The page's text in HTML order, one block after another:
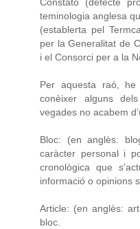
teminologia anglesa
(establerta pel
per la Generalitat de
i el Consorci per a la
Per aquesta raó, he
conèixer alguns
vegades no acabem
Bloc: (en anglès:
caràcter personal i
cronològica que
informació o opinions
Article: (en anglès:
bloc.